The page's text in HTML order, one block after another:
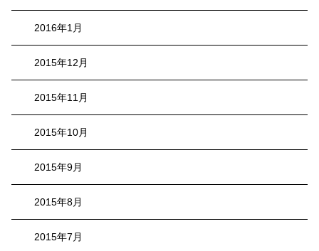
2016年1月
2015年12月
2015年11月
2015年10月
2015年9月
2015年8月
2015年7月